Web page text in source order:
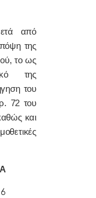
από
της
το ως
της
του
72 του
και